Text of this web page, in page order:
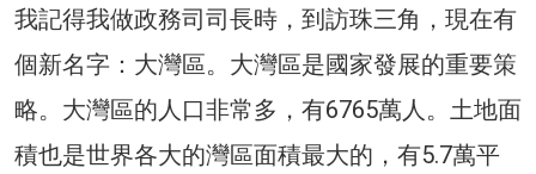
我記得我做政務司司長時，到訪珠三角，現在有
個新名字：大灣區。大灣區是國家發展的重要策
略。大灣區的人口非常多，有6765萬人。土地面
積也是世界各大的灣區面積最大的，有5.7萬平